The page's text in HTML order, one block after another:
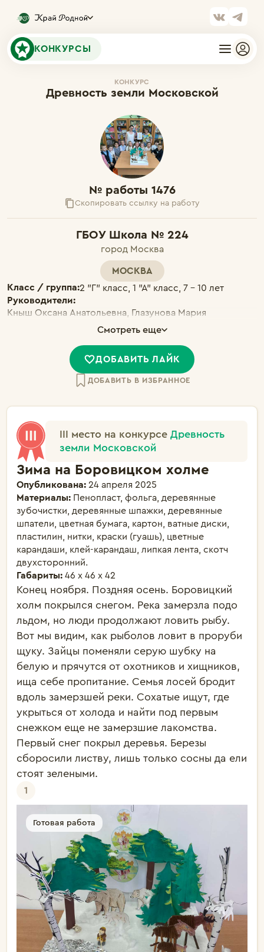
КОНКУРСЫ
КОНКУРС
Древность земли Московской
№ работы 1476
Скопировать ссылку на работу
ГБОУ Школа № 224
город Москва
МОСКВА
Класс / группа:2 "Г" класс, 1 "А" класс, 7 - 10 лет
Руководители:
Кныш Оксана Анатольевна, Глазунова Мария
Смотреть еще
ДОБАВИТЬ ЛАЙК
ДОБАВИТЬ В ИЗБРАННОЕ
III место на конкурсе Древность
земли Московской
Зима на Боровицком холме
Опубликована: 24 апреля 2025
Материалы: Пенопласт, фольга, деревянные
зубочистки, деревянные шпажки, деревянные
шпатели, цветная бумага, картон, ватные диски,
пластилин, нитки, краски (гуашь), цветные
карандаши, клей-карандаш, липкая лента, скотч
двухсторонний.
Габариты: 46 х 46 х 42
Конец ноября. Поздняя осень. Боровицкий
холм покрылся снегом. Река замерзла подо
льдом, но люди продолжают ловить рыбу.
Вот мы видим, как рыболов ловит в проруби
щуку. Зайцы поменяли серую шубку на
белую и прячутся от охотников и хищников,
ища себе пропитание. Семья лосей бродит
вдоль замерзшей реки. Сохатые ищут, где
укрыться от холода и найти под первым
снежком еще не замерзшие лакомства.
Первый снег покрыл деревья. Березы
сборосили листву, лишь только сосны да ели
стоят зелеными.
1
Готовая работа